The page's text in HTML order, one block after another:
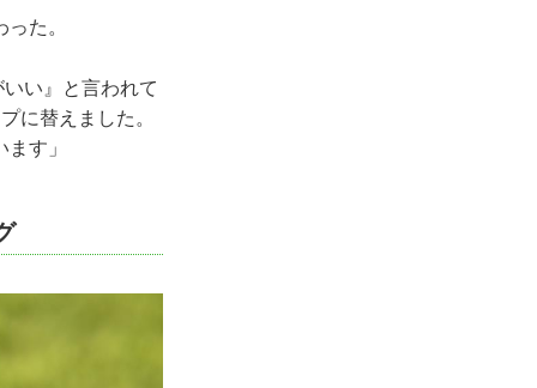
た。
い』と言われて
に替えました。
す」